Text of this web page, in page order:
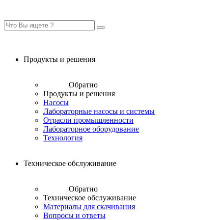
Продукты и решения
Обратно
Продукты и решения
Насосы
Лабораторные насосы и системы
Отрасли промышленности
Лабораторное оборудование
Технология
Техническое обслуживание
Обратно
Техническое обслуживание
Материалы для скачивания
Вопросы и ответы